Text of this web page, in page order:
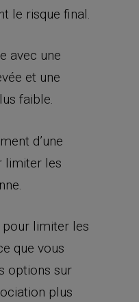
le risque final.
avec une
et une
faible.
d’une
limiter les
pour limiter les
que vous
options sur
plus